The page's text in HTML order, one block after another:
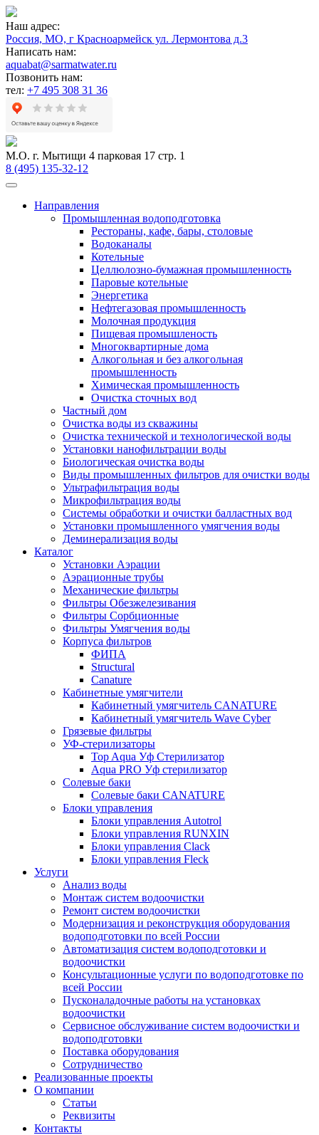
Наш адрес:
Россия, МО, г Красноармейск ул. Лермонтова д.3
Написать нам:
aquabat@sarmatwater.ru
Позвонить нам:
тел: +7 495 308 31 36
М.О. г. Мытищи 4 парковая 17 стр. 1
8 (495) 135-32-12
Направления
Промышленная водоподготовка
Рестораны, кафе, бары, столовые
Водоканалы
Котельные
Целлюлозно-бумажная промышленность
Паровые котельные
Энергетика
Нефтегазовая промышленность
Молочная продукция
Пищевая промышленость
Многоквартирные дома
Алкогольная и без алкогольная
промышленность
Химическая промышленность
Очистка сточных вод
Частный дом
Очистка воды из скважины
Очистка технической и технологической воды
Установки нанофильтрации воды
Биологическая очистка воды
Виды промышленных фильтров для очистки воды
Ультрафильтрация воды
Микрофильтрация воды
Системы обработки и очистки балластных вод
Установки промышленного умягчения воды
Деминерализация воды
Каталог
Установки Аэрации
Аэрационные трубы
Механические фильтры
Фильтры Обезжелезивания
Фильтры Сорбционные
Фильтры Умягчения воды
Корпуса фильтров
ФИПА
Structural
Canature
Кабинетные умягчители
Кабинетный умягчитель CANATURE
Кабинетный умягчитель Wave Cyber
Грязевые фильтры
УФ-стерилизаторы
Top Aqua Уф Стерилизатор
Aqua PRO Уф стерилизатор
Солевые баки
Солевые баки CANATURE
Блоки управления
Блоки управления Autotrol
Блоки управления RUNXIN
Блоки управления Clack
Блоки управления Fleck
Услуги
Анализ воды
Монтаж систем водоочистки
Ремонт систем водоочистки
Модернизация и реконструкция оборудования
водоподготовки по всей России
Автоматизация систем водоподготовки и
водоочистки
Консультационные услуги по водоподготовке по
всей России
Пусконаладочные работы на установках
водоочистки
Сервисное обслуживание систем водоочистки и
водоподготовки
Поставка оборудования
Сотрудничество
Реализованные проекты
О компании
Cтатьи
Реквизиты
Контакты